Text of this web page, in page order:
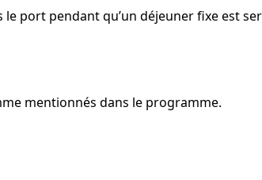
port pendant qu’un déjeuner fixe est
mentionnés dans le programme.